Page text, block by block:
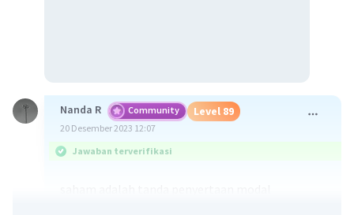
Nanda R Community Level 89
20 Desember 2023 12:07
Jawaban terverifikasi